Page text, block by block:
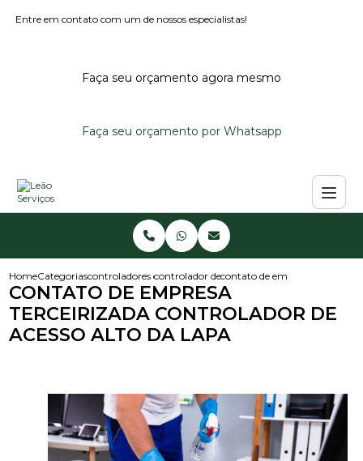
Entre em contato com um de nossos especialistas!
Faça seu orçamento agora mesmo
Faça seu orçamento por Whatsapp
HomeCategoriascontroladores de acessocontrolador de acesso noturno
contato de empresa
CONTATO DE EMPRESA
TERCEIRIZADA CONTROLADOR DE
ACESSO ALTO DA LAPA